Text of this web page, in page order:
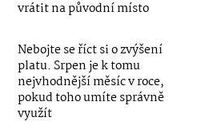
vrátit na původní místo
Nebojte se říct si o zvýšení
platu. Srpen je k tomu
nejvhodnější měsíc v roce,
pokud toho umíte správně
využít